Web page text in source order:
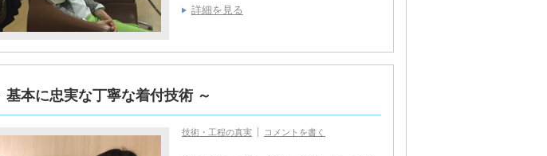
詳細を見る
基本に忠実な丁寧な着付技術 ～
技術・工程の真実 コメントを書く